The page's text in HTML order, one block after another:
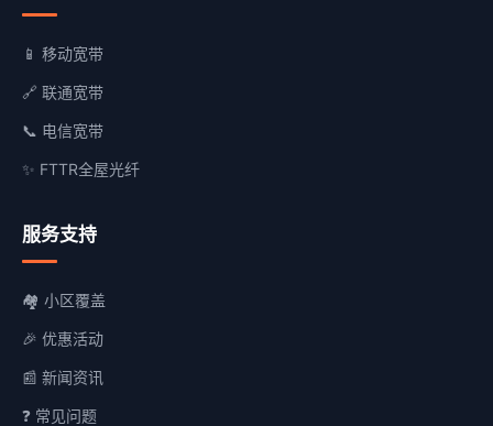
📱 移动宽带
🔗 联通宽带
📞 电信宽带
✨ FTTR全屋光纤
服务支持
🏘️ 小区覆盖
🎉 优惠活动
📰 新闻资讯
❓ 常见问题